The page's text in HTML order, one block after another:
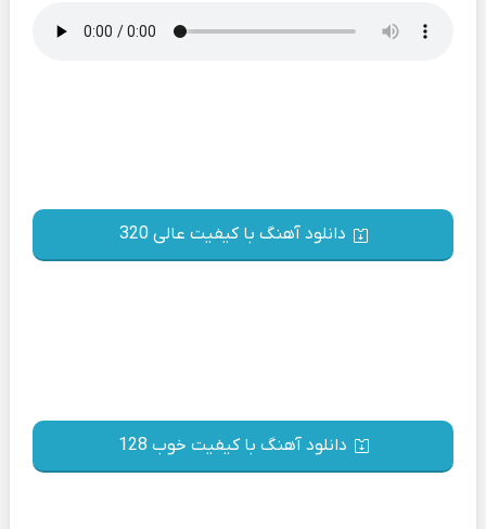
دانلود آهنگ با کیفیت عالی 320
دانلود آهنگ با کیفیت خوب 128